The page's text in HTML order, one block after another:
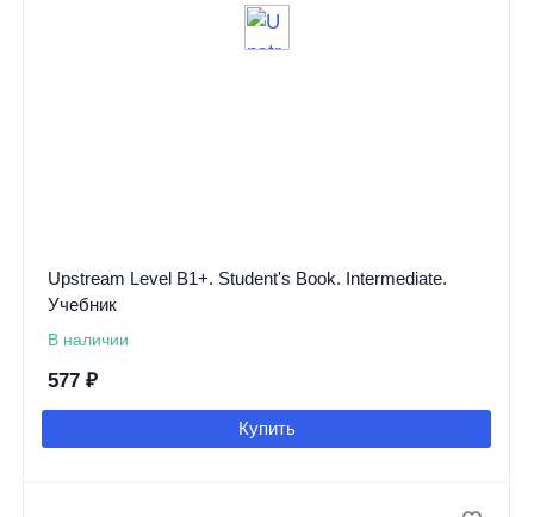
Upstream Level B1+. Student's Book. Intermediate.
Учебник
В наличии
577 ₽
Купить